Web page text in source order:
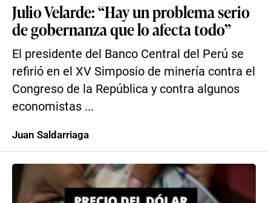
Julio Velarde: “Hay un problema serio
de gobernanza que lo afecta todo”
El presidente del Banco Central del Perú se
refirió en el XV Simposio de minería contra el
Congreso de la República y contra algunos
economistas ...
Juan Saldarriaga